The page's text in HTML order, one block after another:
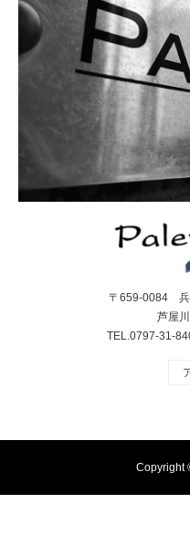
〒659-0084 兵
芦屋
TEL.0797-31-
Copyright